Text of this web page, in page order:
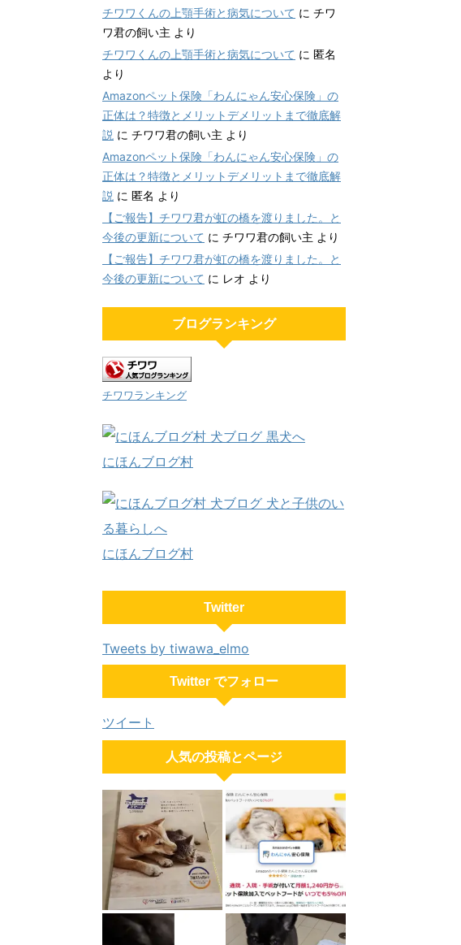
チワワくんの上顎手術と病気について に チワ
ワ君の飼い主 より
チワワくんの上顎手術と病気について に 匿名
より
Amazonペット保険「わんにゃん安心保険」の
正体は？特徴とメリットデメリットまで徹底解
説 に チワワ君の飼い主 より
Amazonペット保険「わんにゃん安心保険」の
正体は？特徴とメリットデメリットまで徹底解
説 に 匿名 より
【ご報告】チワワ君が虹の橋を渡りました。と
今後の更新について に チワワ君の飼い主 より
【ご報告】チワワ君が虹の橋を渡りました。と
今後の更新について に レオ より
ブログランキング
チワワランキング
にほんブログ村
にほんブログ村
Twitter
Tweets by tiwawa_elmo
Twitter でフォロー
ツイート
人気の投稿とページ